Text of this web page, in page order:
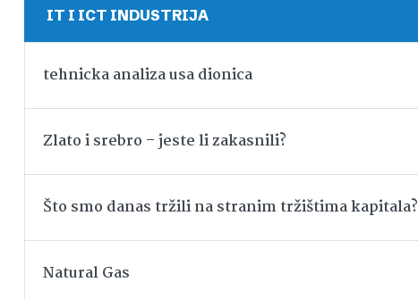
IT I ICT INDUSTRIJA
tehnicka analiza usa dionica
Zlato i srebro – jeste li zakasnili?
Što smo danas tržili na stranim tržištima kapitala?
Natural Gas